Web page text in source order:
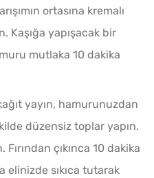
ortasına kremalı
Kaşığa yapışacak bir
mutlaka 10 dakika
yayın, hamurunuzdan
düzensiz toplar yapın.
Fırından çıkınca 10 dakika
elinizde sıkıca tutarak